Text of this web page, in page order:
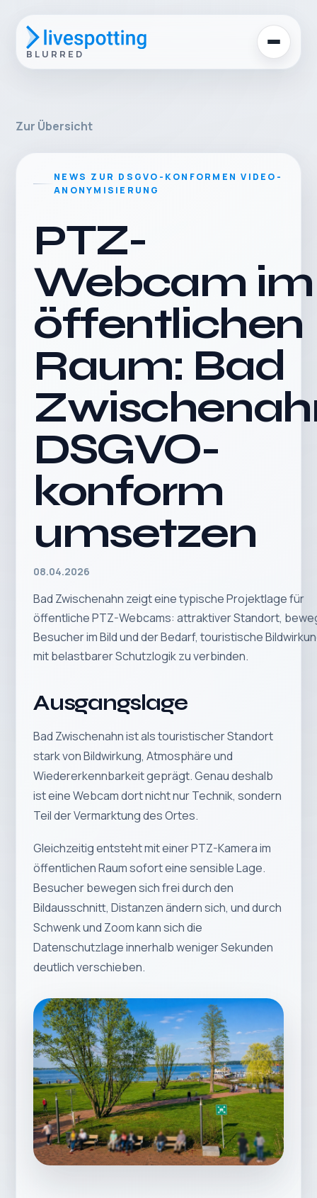
BLURRED
Zur Übersicht
NEWS ZUR DSGVO-KONFORMEN VIDEO-
ANONYMISIERUNG
PTZ-
Webcam im
öffentlichen
Raum: Bad
DSGVO-
konform
umsetzen
08.04.2026
Bad Zwischenahn zeigt eine typische Projektlage für
öffentliche PTZ-Webcams: attraktiver Standort,
Besucher im Bild und der Bedarf, touristische
mit belastbarer Schutzlogik zu verbinden.
Ausgangslage
Bad Zwischenahn ist als touristischer Standort
stark von Bildwirkung, Atmosphäre und
Wiedererkennbarkeit geprägt. Genau deshalb
ist eine Webcam dort nicht nur Technik, sondern
Teil der Vermarktung des Ortes.
Gleichzeitig entsteht mit einer PTZ-Kamera im
öffentlichen Raum sofort eine sensible Lage.
Besucher bewegen sich frei durch den
Bildausschnitt, Distanzen ändern sich, und durch
Schwenk und Zoom kann sich die
Datenschutzlage innerhalb weniger Sekunden
deutlich verschieben.